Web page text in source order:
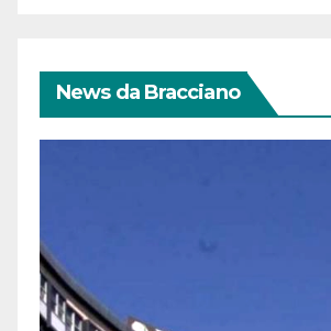
News da Bracciano